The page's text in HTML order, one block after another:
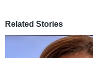
Related Stories